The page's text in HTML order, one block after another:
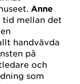
Anne
tid mellan det
handvävda
på
och
som